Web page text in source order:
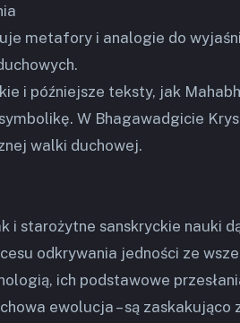
metafory i analogie do
i późniejsze teksty, jak
W Bhagawadgicie
walki duchowej.
i starożytne sanskryckie nauki
odkrywania jedności ze
ich podstawowe
ewolucja – są zaskakująco